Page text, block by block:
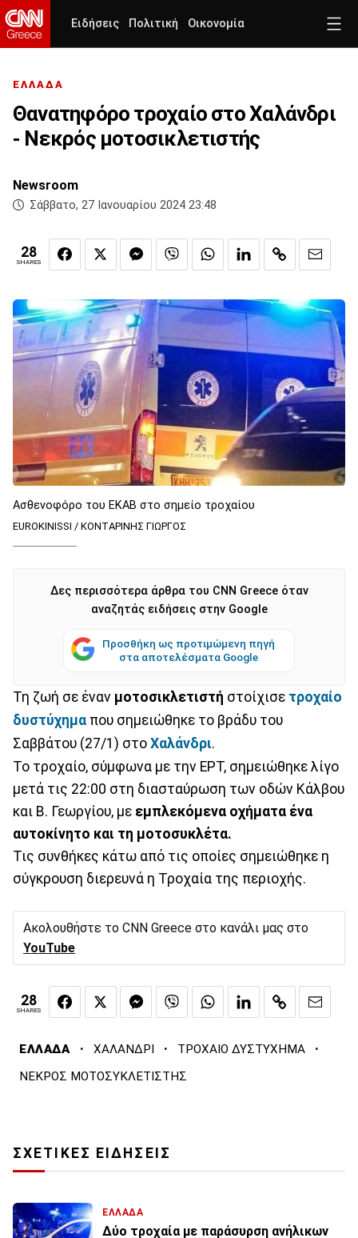
Ειδήσεις Πολιτική Οικονομία
ΕΛΛΑΔΑ
Θανατηφόρο τροχαίο στο Χαλάνδρι
- Νεκρός μοτοσικλετιστής
Newsroom
Σάββατο, 27 Ιανουαρίου 2024 23:48
28
SHARES
Ασθενοφόρο του ΕΚΑΒ στο σημείο τροχαίου
EUROKINISSI / ΚΟΝΤΑΡΙΝΗΣ ΓΙΩΡΓΟΣ
Δες περισσότερα άρθρα του CNN Greece όταν
αναζητάς ειδήσεις στην Google
Προσθήκη ως προτιμώμενη πηγή
στα αποτελέσματα Google
Τη ζωή σε έναν μοτοσικλετιστή στοίχισε τροχαίο
δυστύχημα που σημειώθηκε το βράδυ του
Σαββάτου (27/1) στο Χαλάνδρι.
Το τροχαίο, σύμφωνα με την ΕΡΤ, σημειώθηκε λίγο
μετά τις 22:00 στη διασταύρωση των οδών Κάλβου
και Β. Γεωργίου, με εμπλεκόμενα οχήματα ένα
αυτοκίνητο και τη μοτοσυκλέτα.
Τις συνθήκες κάτω από τις οποίες σημειώθηκε η
σύγκρουση διερευνά η Τροχαία της περιοχής.
Ακολουθήστε το CNN Greece στο κανάλι μας στο
YouTube
28
SHARES
ΕΛΛΑΔΑ · ΧΑΛΑΝΔΡΙ · ΤΡΟΧΑΙΟ ΔΥΣΤΥΧΗΜΑ ·
ΝΕΚΡΟΣ ΜΟΤΟΣΥΚΛΕΤΙΣΤΗΣ
ΣΧΕΤΙΚΕΣ ΕΙΔΗΣΕΙΣ
ΕΛΛΑΔΑ
Δύο τροχαία με παράσυρση ανήλικων